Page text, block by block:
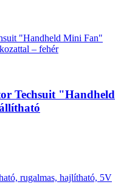
Techsuit "Handheld